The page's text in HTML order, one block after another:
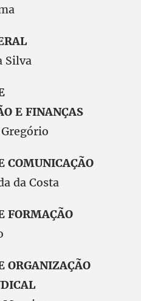
Silva
E FINANÇAS
COMUNICAÇÃO
da Costa
FORMAÇÃO
ORGANIZAÇÃO